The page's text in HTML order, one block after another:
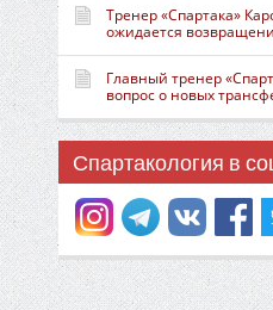
Тренер «Спартака»
ожидается
Главный тренер
вопрос о новых
Спартакология в